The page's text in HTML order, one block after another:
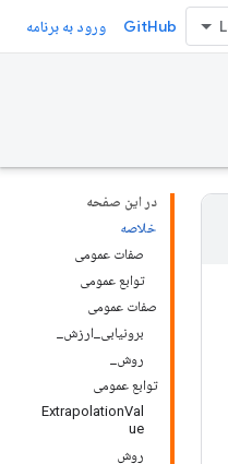
GitHub ورود به برنامه
در این صفحه
خلاصه
صفات عمومی
توابع عمومی
صفات عمومی
برونیابی_ارزش_
روش_
توابع عمومی
ExtrapolationVal
ue
روش